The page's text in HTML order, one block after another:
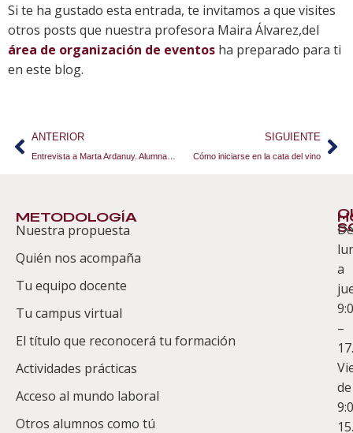
Si te ha gustado esta entrada, te invitamos a que visites
otros posts que nuestra profesora Maira Álvarez,del
área de organización de eventos ha preparado para ti
en este blog.
ANTERIOR SIGUIENTE
Cómo iniciarse en la cata del vino
METODOLOGÍA
Nuestra propuesta
Quién nos acompaña
Tu equipo docente
Tu campus virtual
El título que reconocerá tu formación
Actividades prácticas
Acceso al mundo laboral
Otros alumnos como tú
Te
De
a
–
de